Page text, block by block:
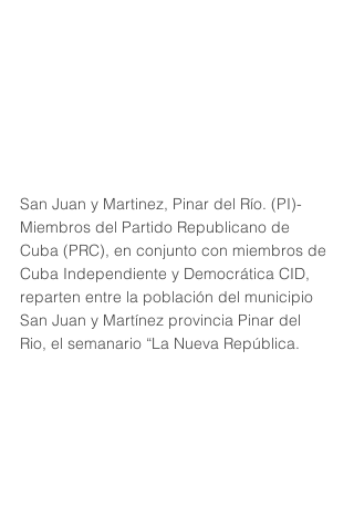
San Juan y Martinez, Pinar del Río. (PI)-
Miembros del Partido Republicano de
Cuba (PRC), en conjunto con miembros de
Cuba Independiente y Democrática CID,
reparten entre la población del municipio
San Juan y Martínez provincia Pinar del
Rio, el semanario “La Nueva República.